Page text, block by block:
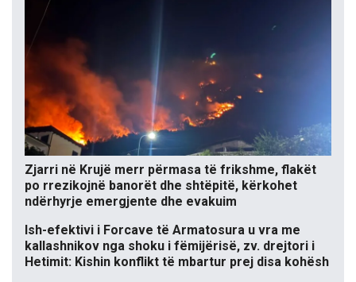
Zjarri në Krujë merr përmasa të frikshme, flakët
po rrezikojnë banorët dhe shtëpitë, kërkohet
ndërhyrje emergjente dhe evakuim
Ish-efektivi i Forcave të Armatosura u vra me
kallashnikov nga shoku i fëmijërisë, zv. drejtori i
Hetimit: Kishin konflikt të mbartur prej disa kohësh